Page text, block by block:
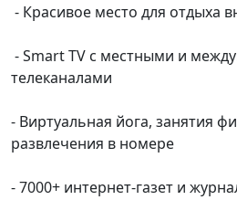
- Красивое место для отдыха
- Smart TV с местными и
телеканалами
- Виртуальная йога, занятия
развлечения в номере
- 7000+ интернет-газет и